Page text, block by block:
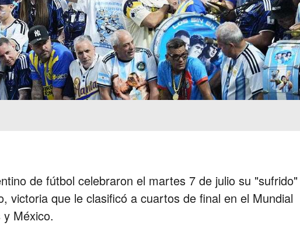
de fútbol celebraron el martes 7 de julio su "sufrido"
victoria que le clasificó a cuartos de final en el Mundial
México.